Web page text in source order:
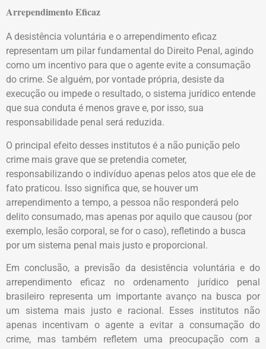
Arrependimento Eficaz
A desistência voluntária e o arrependimento eficaz
representam um pilar fundamental do Direito Penal, agindo
como um incentivo para que o agente evite a consumação
do crime. Se alguém, por vontade própria, desiste da
execução ou impede o resultado, o sistema jurídico entende
que sua conduta é menos grave e, por isso, sua
responsabilidade penal será reduzida.
O principal efeito desses institutos é a não punição pelo
crime mais grave que se pretendia cometer,
responsabilizando o indivíduo apenas pelos atos que ele de
fato praticou. Isso significa que, se houver um
arrependimento a tempo, a pessoa não responderá pelo
delito consumado, mas apenas por aquilo que causou (por
exemplo, lesão corporal, se for o caso), refletindo a busca
por um sistema penal mais justo e proporcional.
Em conclusão, a previsão da desistência voluntária e do
arrependimento eficaz no ordenamento jurídico penal
brasileiro representa um importante avanço na busca por
um sistema mais justo e racional. Esses institutos não
apenas incentivam o agente a evitar a consumação do
crime, mas também refletem uma preocupação com a